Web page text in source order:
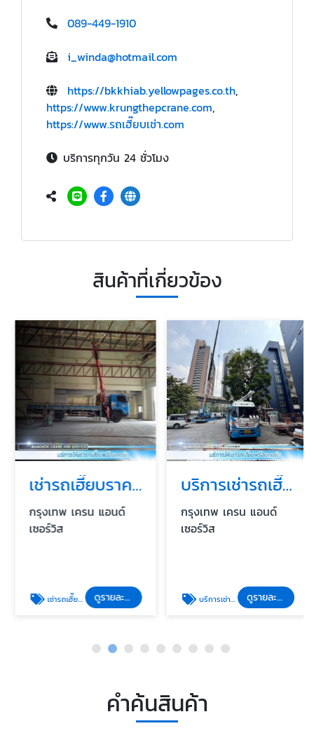
089-449-1910
i_winda@hotmail.com
https://bkkhiab.yellowpages.co.th,
https://www.krungthepcrane.com,
https://www.รถเฮี๊ยบเช่า.com
บริการทุกวัน 24 ชั่วโมง
สินค้าที่เกี่ยวข้อง
เช่ารถเฮี๊ยบราคารายเดือน
กรุงเทพ เครน แอนด์
เซอร์วิส
เช่ารถเฮี๊ยบราคารายเดือน ดูรายละเอียด
บริการเช่ารถเฮี๊ยบ 24 ชั่วโมง (Emergency Service)
กรุงเทพ เครน แอนด์
เซอร์วิส
บริการเช่ารถเฮี๊ยบ 24 ชั่วโมง (Emergency Service) ดูรายละเอียด
คำค้นสินค้า